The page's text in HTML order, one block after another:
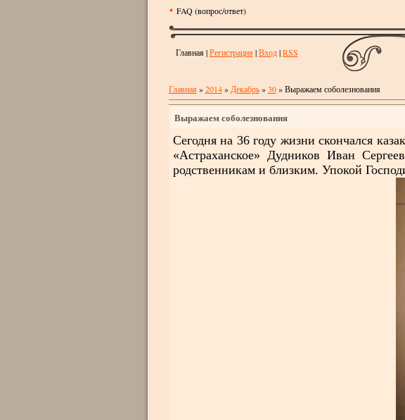
FAQ (вопрос/ответ)
Главная|Регистрация |Вход|RSS
Главная »2014 » Декабрь » 30» Выражаем соболезнования
Выражаем соболезнования
Сегодня на 36 году жизни скончался
«Астраханское» Дудников Иван
родственникам и близким. Упокой